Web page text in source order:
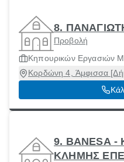
8.
Προβολή
Κηπουρικών Εργασιών
Κορδώνη 4, Άμφισσα
9. BANESA
ΚΛΗΜΗΣ ΕΠΕ